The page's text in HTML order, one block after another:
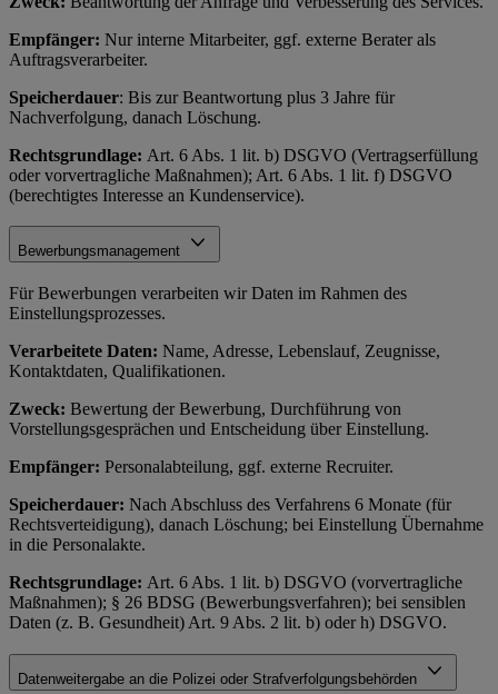
Empfänger: Nur interne Mitarbeiter, ggf. externe Berater als
Auftragsverarbeiter.
Speicherdauer: Bis zur Beantwortung plus 3 Jahre für
Nachverfolgung, danach Löschung.
Rechtsgrundlage: Art. 6 Abs. 1 lit. b) DSGVO (Vertragserfüllung
oder vorvertragliche Maßnahmen); Art. 6 Abs. 1 lit. f) DSGVO
(berechtigtes Interesse an Kundenservice).
Bewerbungsmanagement
Für Bewerbungen verarbeiten wir Daten im Rahmen des
Einstellungsprozesses.
Verarbeitete Daten: Name, Adresse, Lebenslauf, Zeugnisse,
Kontaktdaten, Qualifikationen.
Zweck: Bewertung der Bewerbung, Durchführung von
Vorstellungsgesprächen und Entscheidung über Einstellung.
Empfänger: Personalabteilung, ggf. externe Recruiter.
Speicherdauer: Nach Abschluss des Verfahrens 6 Monate (für
Rechtsverteidigung), danach Löschung; bei Einstellung Übernahme
in die Personalakte.
Rechtsgrundlage: Art. 6 Abs. 1 lit. b) DSGVO (vorvertragliche
Maßnahmen); § 26 BDSG (Bewerbungsverfahren); bei sensiblen
Daten (z. B. Gesundheit) Art. 9 Abs. 2 lit. b) oder h) DSGVO.
Datenweitergabe an die Polizei oder Strafverfolgungsbehörden